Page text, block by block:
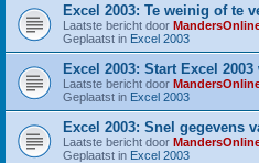
Excel 2003: Te weinig of te
Laatste bericht door
Geplaatst in Excel 2003
Excel 2003: Start Excel
Laatste bericht door
Geplaatst in Excel 2003
Excel 2003: Snel gegevens
Laatste bericht door
Geplaatst in Excel 2003